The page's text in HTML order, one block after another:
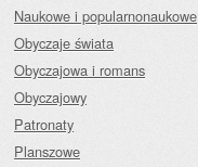
Naukowe i popularnonaukowe
Obyczaje świata
Obyczajowa i romans
Obyczajowy
Patronaty
Planszowe